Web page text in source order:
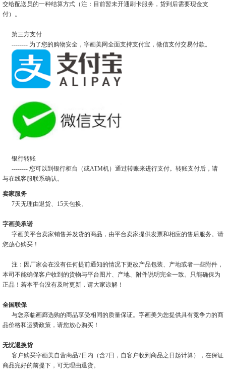
交给配送员的一种结算方式（注：目前暂未开通刷卡服务，货到后需要现金支
付）。
第三方支付
-------- 为了您的购物安全，字画美网全面支持支付宝，微信支付交易付款。
银行转账
-------- 您可以到银行柜台（或ATM机）通过转账来进行支付。转账支付后，请
与在线客服联系确认。
卖家服务
7天无理由退货、15天包换。
字画美承诺
字画美平台卖家销售并发货的商品，由平台卖家提供发票和相应的售后服务。请
您放心购买！
注：因厂家会在没有任何提前通知的情况下更改产品包装、产地或者一些附件，
本司不能确保客户收到的货物与平台图片、产地、附件说明完全一致。只能确保为
正品！若本平台没有及时更新，请大家谅解！
全国联保
与您亲临画廊选购的商品享受相同的质量保证。字画美为您提供具有竞争力的商
品价格和运费政策，请您放心购买！
无忧退换货
客户购买字画美自营商品7日内（含7日，自客户收到商品之日起计算），在保证
商品完好的前提下，可无理由退货。